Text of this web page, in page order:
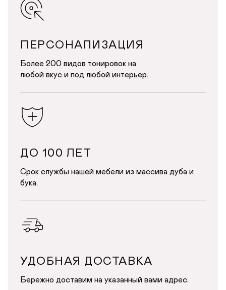
ПЕРСОНАЛИЗАЦИЯ
Более 200 видов тонировок на
любой вкус и под любой интерьер.
ДО 100 ЛЕТ
Срок службы нашей мебели из массива дуба и
бука.
УДОБНАЯ ДОСТАВКА
Бережно доставим на указанный вами адрес.
ОТПРАВИТЬ
Продолжая, вы даёте
персональных данных
Почта*
Предпочтительный способ связи*
Telegram WhatsApp
Имя
Телефон
Продолжая, вы даёте